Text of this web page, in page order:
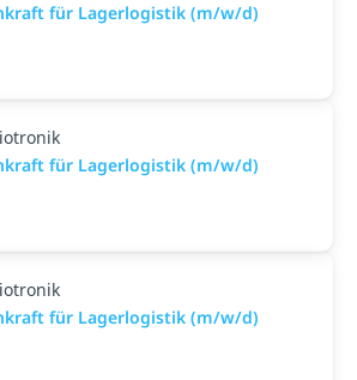
für Lagerlogistik (m/w/d)
für Lagerlogistik (m/w/d)
für Lagerlogistik (m/w/d)